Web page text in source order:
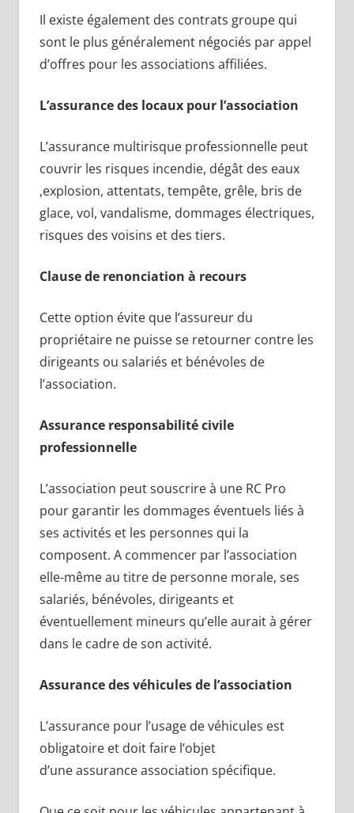
Il existe également des contrats groupe qui
sont le plus généralement négociés par appel
d’offres pour les associations affiliées.
L’assurance des locaux pour l’association
L’assurance multirisque professionnelle peut
couvrir les risques incendie, dégât des eaux
,explosion, attentats, tempête, grêle, bris de
glace, vol, vandalisme, dommages électriques,
risques des voisins et des tiers.
Clause de renonciation à recours
Cette option évite que l’assureur du
propriétaire ne puisse se retourner contre les
dirigeants ou salariés et bénévoles de
l’association.
Assurance responsabilité civile
professionnelle
L’association peut souscrire à une RC Pro
pour garantir les dommages éventuels liés à
ses activités et les personnes qui la
composent. A commencer par l’association
elle-même au titre de personne morale, ses
salariés, bénévoles, dirigeants et
éventuellement mineurs qu’elle aurait à gérer
dans le cadre de son activité.
Assurance des véhicules de l’association
L’assurance pour l’usage de véhicules est
obligatoire et doit faire l’objet
d’une assurance association spécifique.